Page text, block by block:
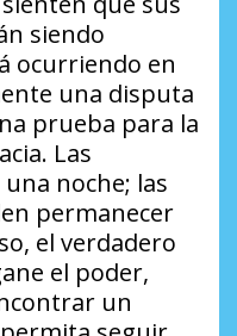
siendo
ocurriendo en
una disputa
prueba para la
Las
noche; las
permanecer
el verdadero
el poder,
un